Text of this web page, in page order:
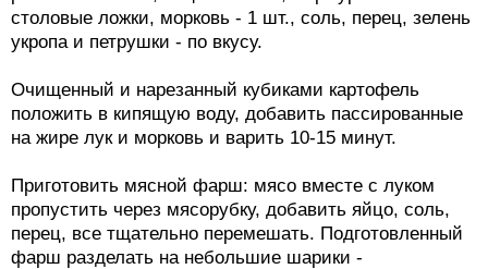
столовые ложки, морковь - 1 шт., соль, перец, зелень
укропа и петрушки - по вкусу.
Очищенный и нарезанный кубиками картофель
положить в кипящую воду, добавить пассированные
на жире лук и морковь и варить 10-15 минут.
Приготовить мясной фарш: мясо вместе с луком
пропустить через мясорубку, добавить яйцо, соль,
перец, все тщательно перемешать. Подготовленный
фарш разделать на небольшие шарики -